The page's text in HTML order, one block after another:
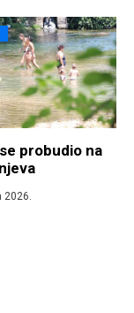
probudio na
2026.